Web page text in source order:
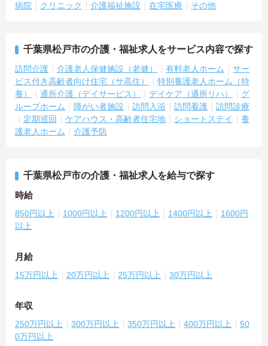
病院 クリニック 介護福祉施設 在宅医療 その他
千葉県松戸市の介護・福祉求人をサービス内容で探す
訪問介護 介護老人保健施設（老健） 有料老人ホーム
サー
ビス付き高齢者向け住宅（サ高住）
特別養護老人ホーム（特
養）
通所介護（デイサービス） デイケア（通所リハ）
グ
ループホーム
障がい者施設 訪問入浴 訪問看護
訪問診療
定期巡回
ケアハウス・高齢者住宅地 ショートステイ
養
護老人ホーム
介護予防
千葉県松戸市の介護・福祉求人を給与で探す
時給
850円以上 1000円以上 1200円以上 1400円以上
1600円
以上
月給
15万円以上 20万円以上 25万円以上 30万円以上
年収
250万円以上 300万円以上 350万円以上 400万円以上
50
0万円以上